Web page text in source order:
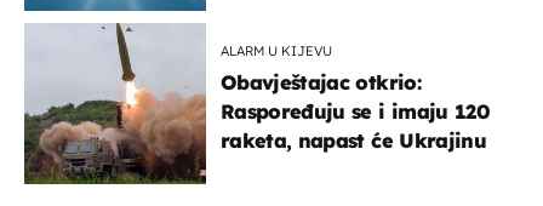
ALARM U KIJEVU
Obavještajac otkrio:
Raspoređuju se i imaju 120
raketa, napast će Ukrajinu